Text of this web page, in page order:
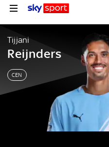
Tijjani
Reijnders
CEN
Tijjani